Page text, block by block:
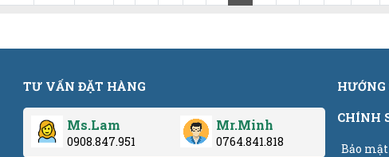
TƯ VẤN ĐẶT HÀNG
Ms.Lam
0908.847.951
Mr.Minh
0764.841.818
CHÍNH
Bảo